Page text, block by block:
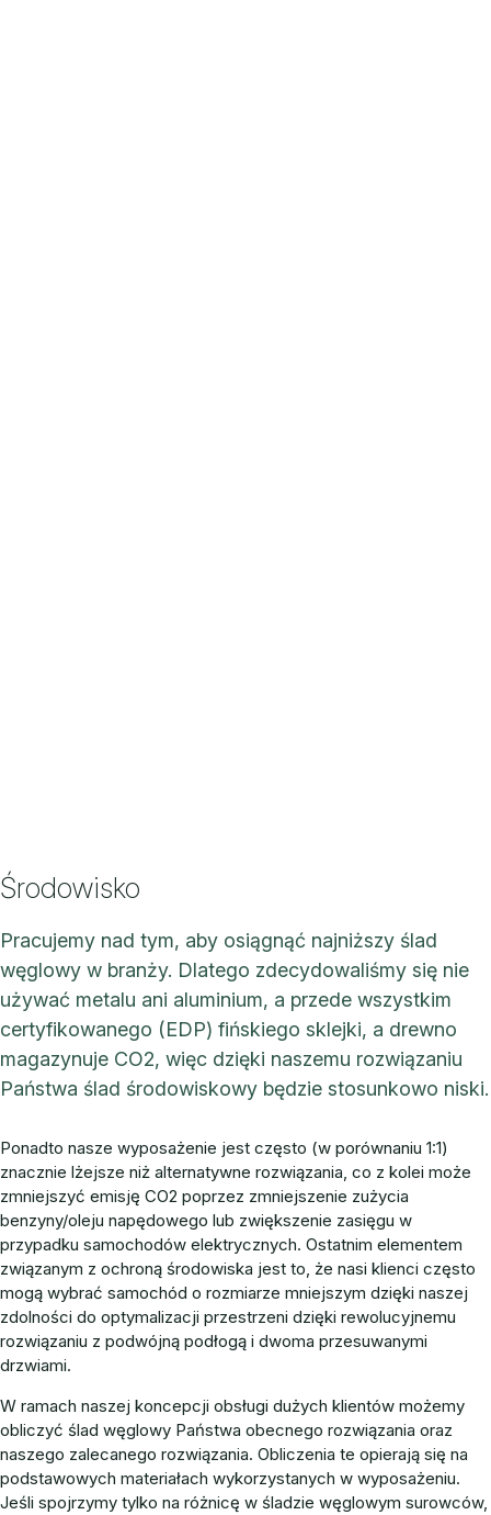
Środowisko
Pracujemy nad tym, aby osiągnąć najniższy ślad
węglowy w branży. Dlatego zdecydowaliśmy się nie
używać metalu ani aluminium, a przede wszystkim
certyfikowanego (EDP) fińskiego sklejki, a drewno
magazynuje CO2, więc dzięki naszemu rozwiązaniu
Państwa ślad środowiskowy będzie stosunkowo niski.
Ponadto nasze wyposażenie jest często (w porównaniu 1:1)
znacznie lżejsze niż alternatywne rozwiązania, co z kolei może
zmniejszyć emisję CO2 poprzez zmniejszenie zużycia
benzyny/oleju napędowego lub zwiększenie zasięgu w
przypadku samochodów elektrycznych. Ostatnim elementem
związanym z ochroną środowiska jest to, że nasi klienci często
mogą wybrać samochód o rozmiarze mniejszym dzięki naszej
zdolności do optymalizacji przestrzeni dzięki rewolucyjnemu
rozwiązaniu z podwójną podłogą i dwoma przesuwanymi
drzwiami.
W ramach naszej koncepcji obsługi dużych klientów możemy
obliczyć ślad węglowy Państwa obecnego rozwiązania oraz
naszego zalecanego rozwiązania. Obliczenia te opierają się na
podstawowych materiałach wykorzystanych w wyposażeniu.
Jeśli spojrzymy tylko na różnicę w śladzie węglowym surowców,